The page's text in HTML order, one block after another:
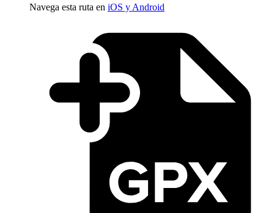
Navega esta ruta en iOS y Android